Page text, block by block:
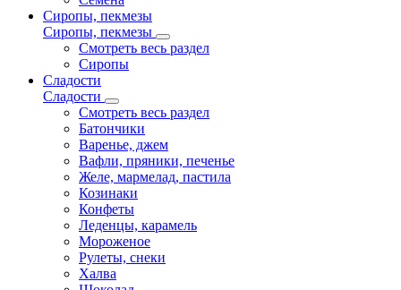
Сиропы, пекмезы
Сиропы, пекмезы
Смотреть весь раздел
Сиропы
Сладости
Сладости
Смотреть весь раздел
Батончики
Варенье, джем
Вафли, пряники, печенье
Желе, мармелад, пастила
Козинаки
Конфеты
Леденцы, карамель
Мороженое
Рулеты, снеки
Халва